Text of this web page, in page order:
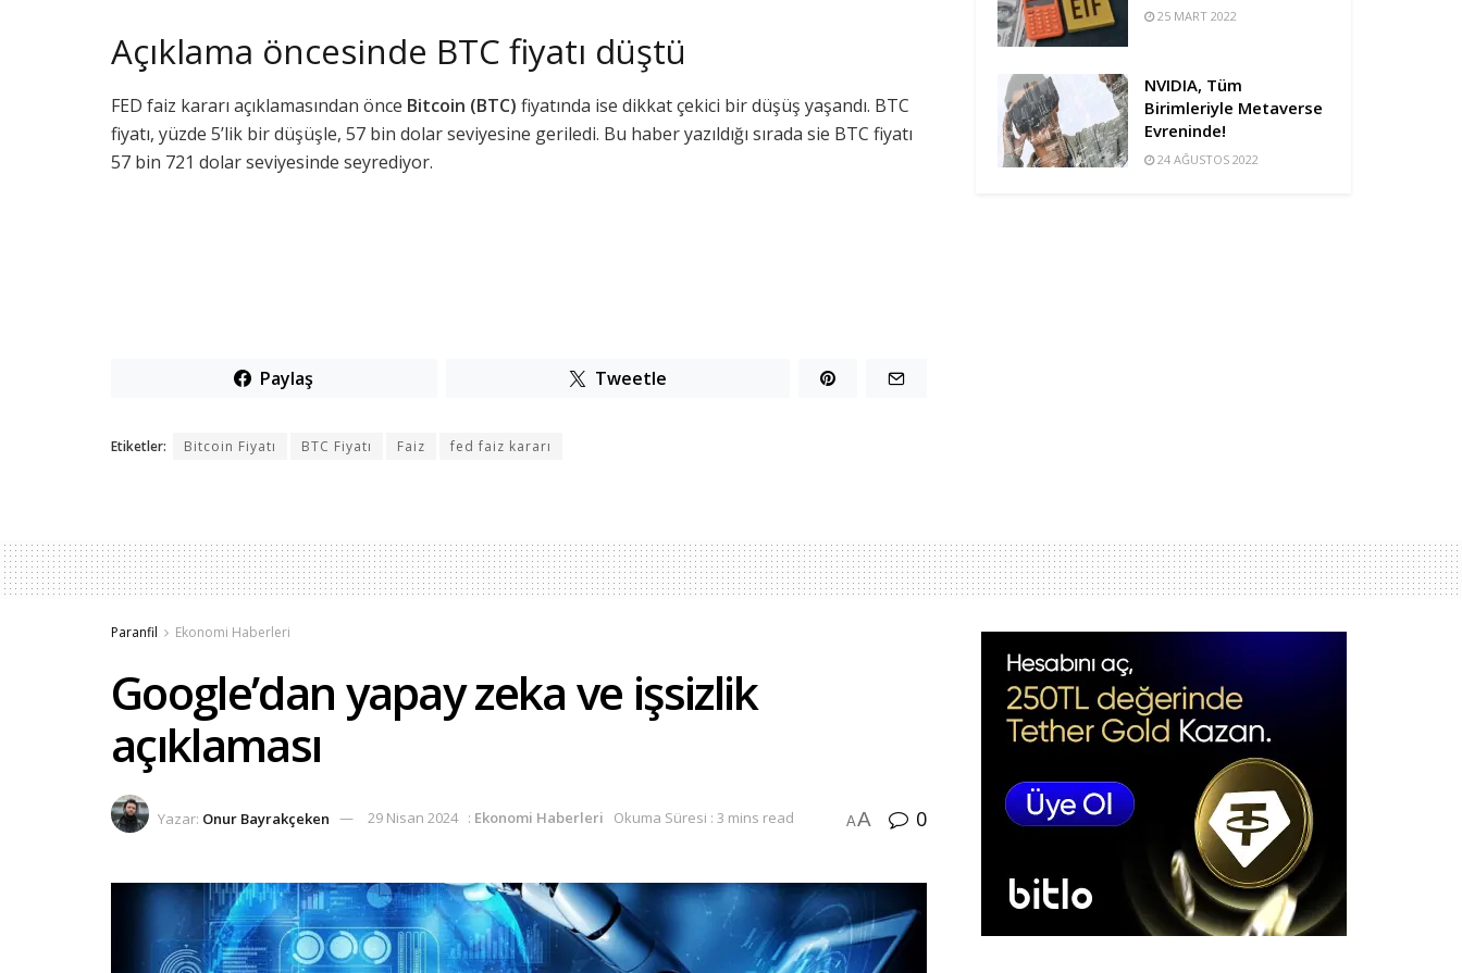
Açıklama öncesinde BTC fiyatı düştü
FED faiz kararı açıklamasından önce Bitcoin (BTC) fiyatında ise dikkat çekici bir düşüş yaşandı. BTC
fiyatı, yüzde 5’lik bir düşüşle, 57 bin dolar seviyesine geriledi. Bu haber yazıldığı sırada sie BTC fiyatı
57 bin 721 dolar seviyesinde seyrediyor.
Paylaş Tweetle
Etiketler: Bitcoin Fiyatı BTC Fiyatı Faiz fed faiz kararı
25 MART 2022
NVIDIA, Tüm
Birimleriyle Metaverse
Evreninde!
24 AĞUSTOS 2022
Paranfil Ekonomi Haberleri
Google’dan yapay zeka ve işsizlik
açıklaması
Yazar: Onur Bayrakçeken 29 Nisan 2024 : Ekonomi Haberleri Okuma Süresi : 3 mins read AA 0